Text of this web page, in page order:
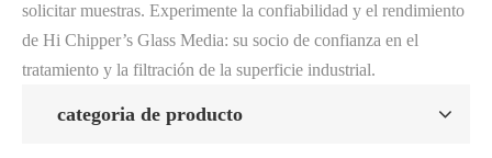
solicitar muestras. Experimente la confiabilidad y el rendimiento
de Hi Chipper’s Glass Media: su socio de confianza en el
tratamiento y la filtración de la superficie industrial.
categoria de producto